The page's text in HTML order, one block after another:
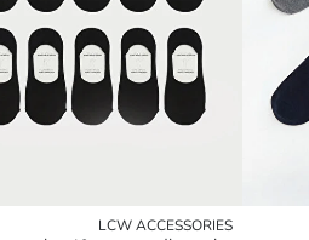
LCW ACCESSORIES